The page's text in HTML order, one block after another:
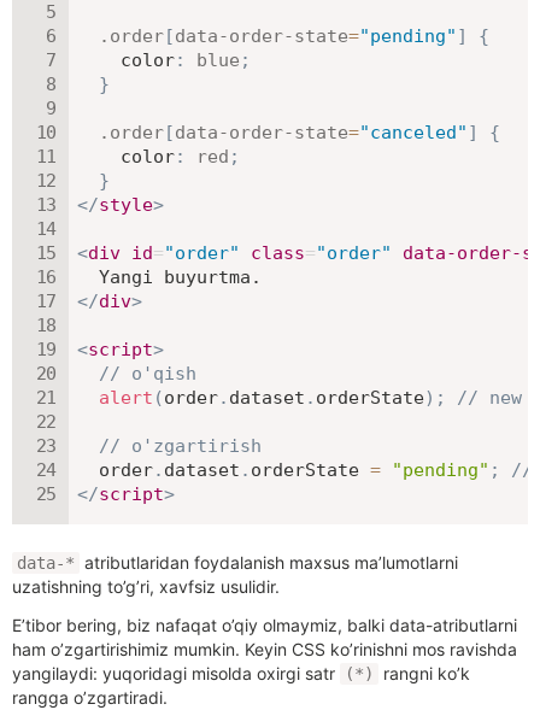
.order[data-order-state="pending" ]
{
color: blue ;
}
.order[data-order-state="canceled" ]
{
color: red ;
}
</style>
<div id="order" class="order"
data-order-
</div>
<script>
// o'qish
alert (order. dataset . orderState) ; // new
// o'zgartirish
  order
. dataset . orderState = "pending" ;
//
</script>
data-* atributlaridan foydalanish maxsus ma’lumotlarni
uzatishning to’g’ri, xavfsiz usulidir.
E’tibor bering, biz nafaqat o’qiy olmaymiz, balki data-atributlarni
ham o’zgartirishimiz mumkin. Keyin CSS ko’rinishni mos ravishda
yangilaydi: yuqoridagi misolda oxirgi satr
(*)
rangni ko’k
rangga o’zgartiradi.